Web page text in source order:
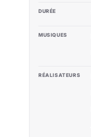
DURÉE
MUSIQUES
RÉALISATEURS